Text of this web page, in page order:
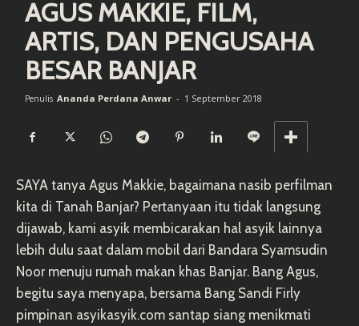
AGUS MAKKIE, FILM,
ARTIS, DAN PENGUSAHA
BESAR BANJAR
Penulis Ananda Perdana Anwar - 1 September 2018
SAYA tanya Agus Makkie, bagaimana nasib perfilman
kita di Tanah Banjar? Pertanyaan itu tidak langsung
dijawab, kami asyik membicarakan hal asyik lainnya
lebih dulu saat dalam mobil dari Bandara Syamsudin
Noor menuju rumah makan khas Banjar. Bang Agus,
begitu saya menyapa, bersama Bang Sandi Firly
pimpinan asyikasyik.com santap siang menikmati